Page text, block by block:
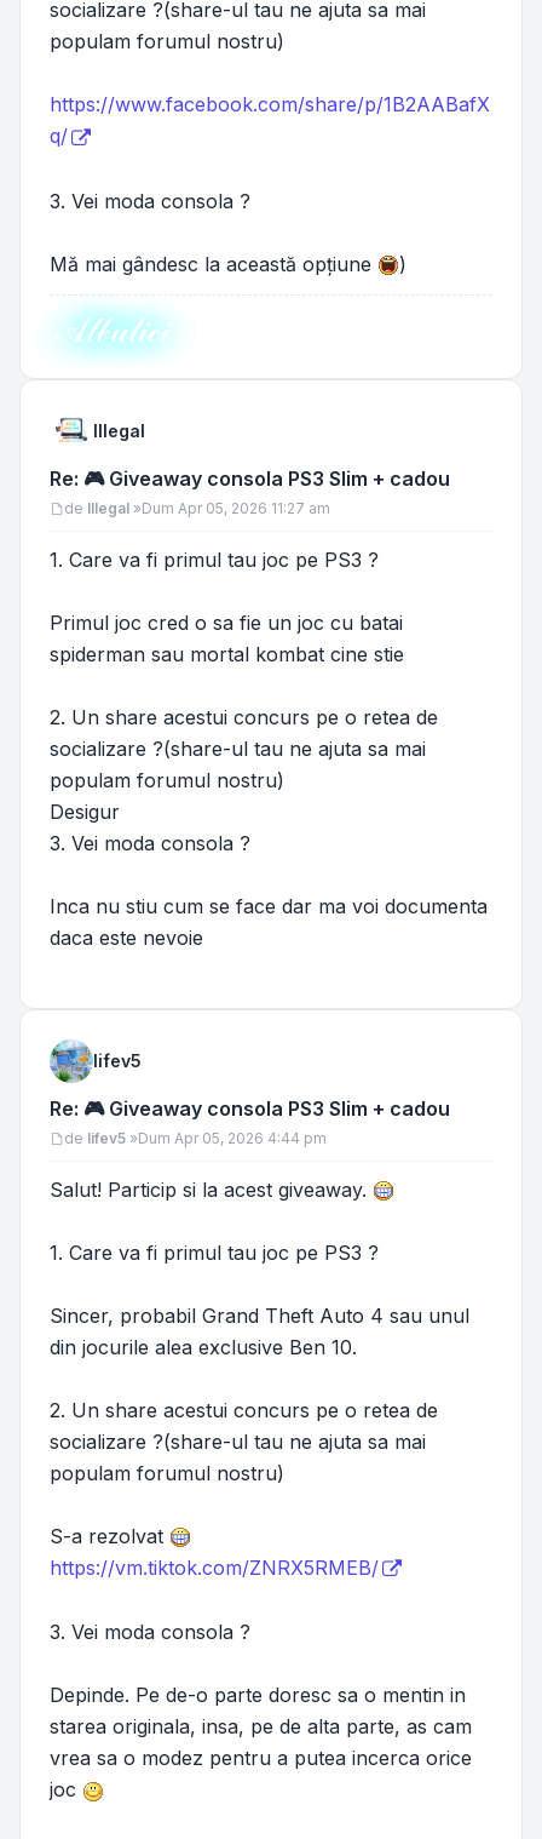
socializare ?(share-ul tau ne ajuta sa mai
populam forumul nostru)
https://www.facebook.com/share/p/1B2AABafX
q/
3. Vei moda consola ?
Mă mai gândesc la această opțiune )
𝒜𝓁𝒷𝓊𝓁𝒾𝒸𝒾
Illegal
Re: 🎮 Giveaway consola PS3 Slim + cadou
Mesaj
de Illegal »Dum Apr 05, 2026 11:27 am
1. Care va fi primul tau joc pe PS3 ?
Primul joc cred o sa fie un joc cu batai
spiderman sau mortal kombat cine stie
2. Un share acestui concurs pe o retea de
socializare ?(share-ul tau ne ajuta sa mai
populam forumul nostru)
Desigur
3. Vei moda consola ?
Inca nu stiu cum se face dar ma voi documenta
daca este nevoie
lifev5
Re: 🎮 Giveaway consola PS3 Slim + cadou
Mesaj
de lifev5 »Dum Apr 05, 2026 4:44 pm
Salut! Particip si la acest giveaway.
1. Care va fi primul tau joc pe PS3 ?
Sincer, probabil Grand Theft Auto 4 sau unul
din jocurile alea exclusive Ben 10.
2. Un share acestui concurs pe o retea de
socializare ?(share-ul tau ne ajuta sa mai
populam forumul nostru)
S-a rezolvat
https://vm.tiktok.com/ZNRX5RMEB/
3. Vei moda consola ?
Depinde. Pe de-o parte doresc sa o mentin in
starea originala, insa, pe de alta parte, as cam
vrea sa o modez pentru a putea incerca orice
joc